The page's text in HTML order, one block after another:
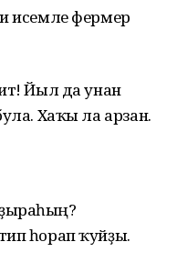
исемле фермер
Йыл да унан
Хаҡы ла арзан.
һорап ҡуйҙы.